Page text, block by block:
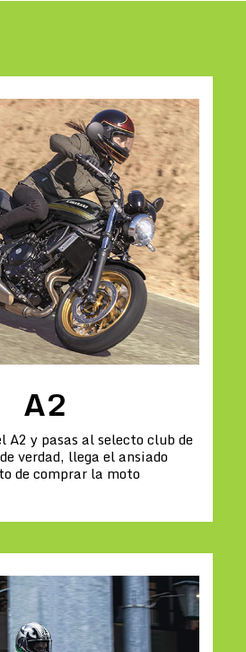
A2
A2 y pasas al selecto club de
verdad, llega el ansiado
de comprar la moto